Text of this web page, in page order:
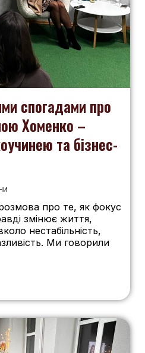
спогадами про
Хоменко –
та бізнес-
про те, як фокус
змінює життя,
нестабільність,
Ми говорили